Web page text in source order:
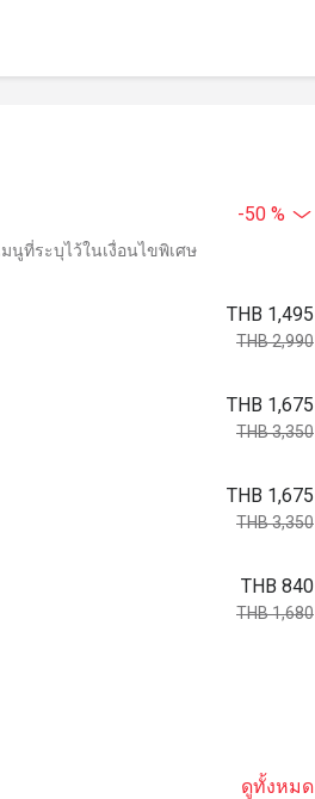
-50 %
นูที่ระบุไว้ในเงื่อนไขพิเศษ
THB 1,495
THB 2,990
THB 1,675
THB 3,350
THB 1,675
THB 3,350
THB 840
THB 1,680
ดูทั้งหมด